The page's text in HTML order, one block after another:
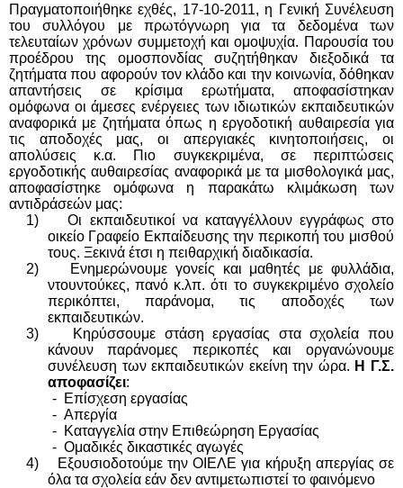
Πραγματοποιήθηκε εχθές, 17-10-2011, η Γενική Συνέλευση
του συλλόγου με πρωτόγνωρη για τα δεδομένα των
τελευταίων χρόνων συμμετοχή και ομοψυχία. Παρουσία του
προέδρου της ομοσπονδίας συζητήθηκαν διεξοδικά τα
ζητήματα που αφορούν τον κλάδο και την κοινωνία, δόθηκαν
απαντήσεις σε κρίσιμα ερωτήματα, αποφασίστηκαν
ομόφωνα οι άμεσες ενέργειες των ιδιωτικών εκπαιδευτικών
αναφορικά με ζητήματα όπως η εργοδοτική αυθαιρεσία για
τις αποδοχές μας, οι απεργιακές κινητοποιήσεις, οι
απολύσεις κ.α. Πιο συγκεκριμένα, σε περιπτώσεις
εργοδοτικής αυθαιρεσίας αναφορικά με τα μισθολογικά μας,
αποφασίστηκε ομόφωνα η παρακάτω κλιμάκωση των
αντιδράσεών μας:
1) Οι εκπαιδευτικοί να καταγγέλλουν εγγράφως στο
οικείο Γραφείο Εκπαίδευσης την περικοπή του μισθού
τους. Ξεκινά έτσι η πειθαρχική διαδικασία.
2) Ενημερώνουμε γονείς και μαθητές με φυλλάδια,
ντουντούκες, πανό κ.λπ. ότι το συγκεκριμένο σχολείο
περικόπτει, παράνομα, τις αποδοχές των
εκπαιδευτικών.
3) Κηρύσσουμε στάση εργασίας στα σχολεία που
κάνουν παράνομες περικοπές και οργανώνουμε
συνέλευση των εκπαιδευτικών εκείνη την ώρα. Η Γ.Σ.
αποφασίζει:
- Επίσχεση εργασίας
- Απεργία
- Καταγγελία στην Επιθεώρηση Εργασίας
- Ομαδικές δικαστικές αγωγές
4) Εξουσιοδοτούμε την ΟΙΕΛΕ για κήρυξη απεργίας σε
όλα τα σχολεία εάν δεν αντιμετωπιστεί το φαινόμενο